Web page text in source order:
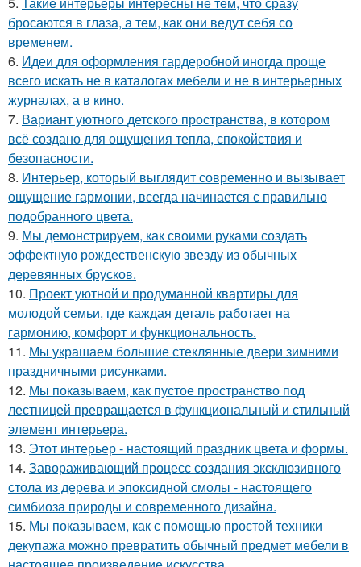
бросаются в глаза, а тем, как они ведут себя со
временем.
6. Идеи для оформления гардеробной иногда проще
всего искать не в каталогах мебели и не в интерьерных
журналах, а в кино.
7. Вариант уютного детского пространства, в котором
всё создано для ощущения тепла, спокойствия и
безопасности.
8. Интерьер, который выглядит современно и вызывает
ощущение гармонии, всегда начинается с правильно
подобранного цвета.
9. Мы демонстрируем, как своими руками создать
эффектную рождественскую звезду из обычных
деревянных брусков.
10. Проект уютной и продуманной квартиры для
молодой семьи, где каждая деталь работает на
гармонию, комфорт и функциональность.
11. Мы украшаем большие стеклянные двери зимними
праздничными рисунками.
12. Мы показываем, как пустое пространство под
лестницей превращается в функциональный и стильный
элемент интерьера.
13. Этот интерьер - настоящий праздник цвета и формы.
14. Завораживающий процесс создания эксклюзивного
стола из дерева и эпоксидной смолы - настоящего
симбиоза природы и современного дизайна.
15. Мы показываем, как с помощью простой техники
декупажа можно превратить обычный предмет мебели в